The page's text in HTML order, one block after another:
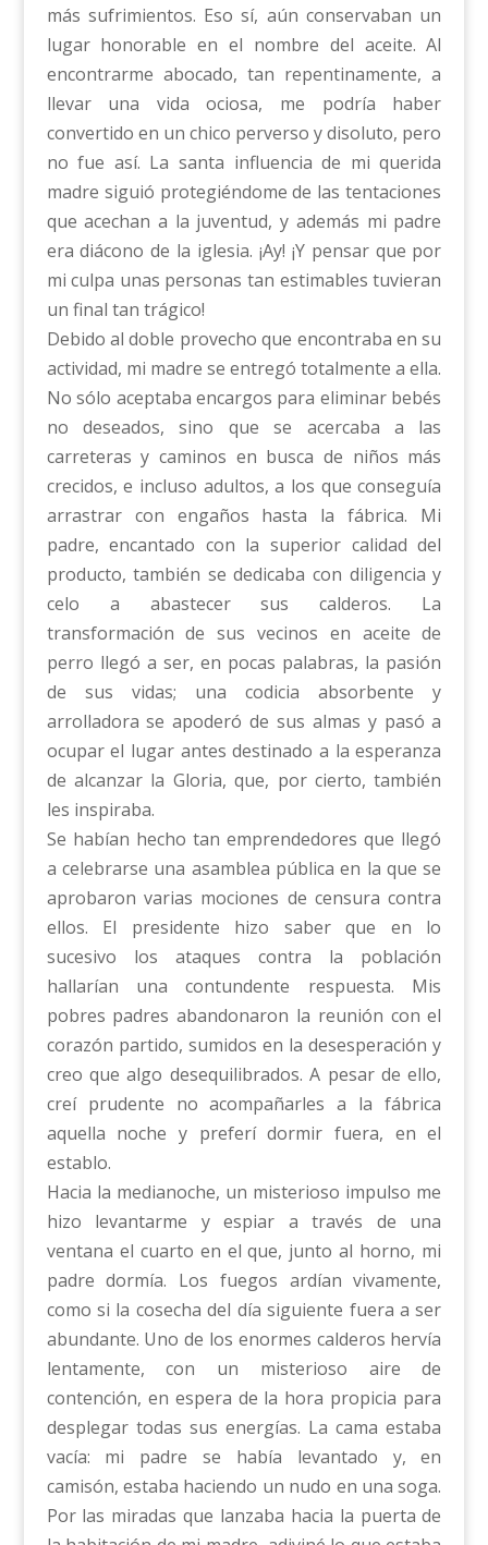
más sufrimientos. Eso sí, aún conservaban un
lugar honorable en el nombre del aceite. Al
encontrarme abocado, tan repentinamente, a
llevar una vida ociosa, me podría haber
convertido en un chico perverso y disoluto, pero
no fue así. La santa influencia de mi querida
madre siguió protegiéndome de las tentaciones
que acechan a la juventud, y además mi padre
era diácono de la iglesia. ¡Ay! ¡Y pensar que por
mi culpa unas personas tan estimables tuvieran
un final tan trágico!
Debido al doble provecho que encontraba en su
actividad, mi madre se entregó totalmente a ella.
No sólo aceptaba encargos para eliminar bebés
no deseados, sino que se acercaba a las
carreteras y caminos en busca de niños más
crecidos, e incluso adultos, a los que conseguía
arrastrar con engaños hasta la fábrica. Mi
padre, encantado con la superior calidad del
producto, también se dedicaba con diligencia y
celo a abastecer sus calderos. La
transformación de sus vecinos en aceite de
perro llegó a ser, en pocas palabras, la pasión
de sus vidas; una codicia absorbente y
arrolladora se apoderó de sus almas y pasó a
ocupar el lugar antes destinado a la esperanza
de alcanzar la Gloria, que, por cierto, también
les inspiraba.
Se habían hecho tan emprendedores que llegó
a celebrarse una asamblea pública en la que se
aprobaron varias mociones de censura contra
ellos. El presidente hizo saber que en lo
sucesivo los ataques contra la población
hallarían una contundente respuesta. Mis
pobres padres abandonaron la reunión con el
corazón partido, sumidos en la desesperación y
creo que algo desequilibrados. A pesar de ello,
creí prudente no acompañarles a la fábrica
aquella noche y preferí dormir fuera, en el
establo.
Hacia la medianoche, un misterioso impulso me
hizo levantarme y espiar a través de una
ventana el cuarto en el que, junto al horno, mi
padre dormía. Los fuegos ardían vivamente,
como si la cosecha del día siguiente fuera a ser
abundante. Uno de los enormes calderos hervía
lentamente, con un misterioso aire de
contención, en espera de la hora propicia para
desplegar todas sus energías. La cama estaba
vacía: mi padre se había levantado y, en
camisón, estaba haciendo un nudo en una soga.
Por las miradas que lanzaba hacia la puerta de